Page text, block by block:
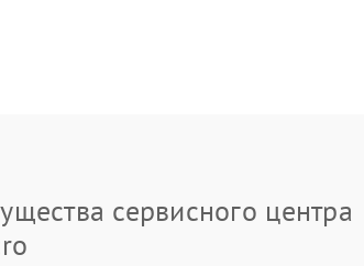
сервисного центра